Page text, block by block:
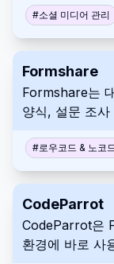
론을 추적하여
되는 통찰력을
#소셜 미디어 관리
Formshare
Formshare는
양식, 설문 조
링크를 통해 공
을 만듭니다.
#로우코드 & 노코
CodeParrot
CodeParrot은
환경에 바로 사